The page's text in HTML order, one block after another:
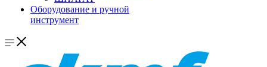
Оборудование и ручной
инструмент